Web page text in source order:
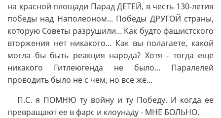
на красной площади Парад ДЕТЕЙ, в честь 130-летия
победы над Наполеоном... Победы ДРУГОЙ страны,
которую Советы разрушили... Как будто фашистского
вторжения нет никакого... Как вы полагаете, какой
могла бы быть реакция народа? Хотя - тогда еще
никакого Гитлеюгенда не было... Паралелей
проводить было не с чем, но все же...
П.С. я ПОМНЮ ту войну и ту Победу. И когда ее
превращают ее в фарс и клоунаду - МНЕ БОЛЬНО.